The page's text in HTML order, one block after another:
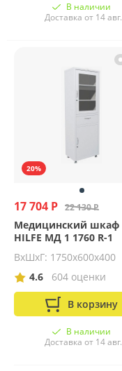
В наличии
Доставка от 14 авг.
20%
17 704 Р 22 130 Р
Медицинский шкаф
HILFE МД 1 1760 R-1
ВхШхГ: 1750х600х400
4.6
604 оценки
В корзину
В наличии
Доставка от 14 авг.